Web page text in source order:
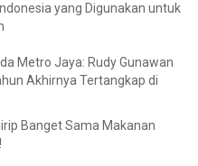
yang Digunakan untuk
Metro Jaya: Rudy Gunawan
Akhirnya Tertangkap di
Banget Sama Makanan